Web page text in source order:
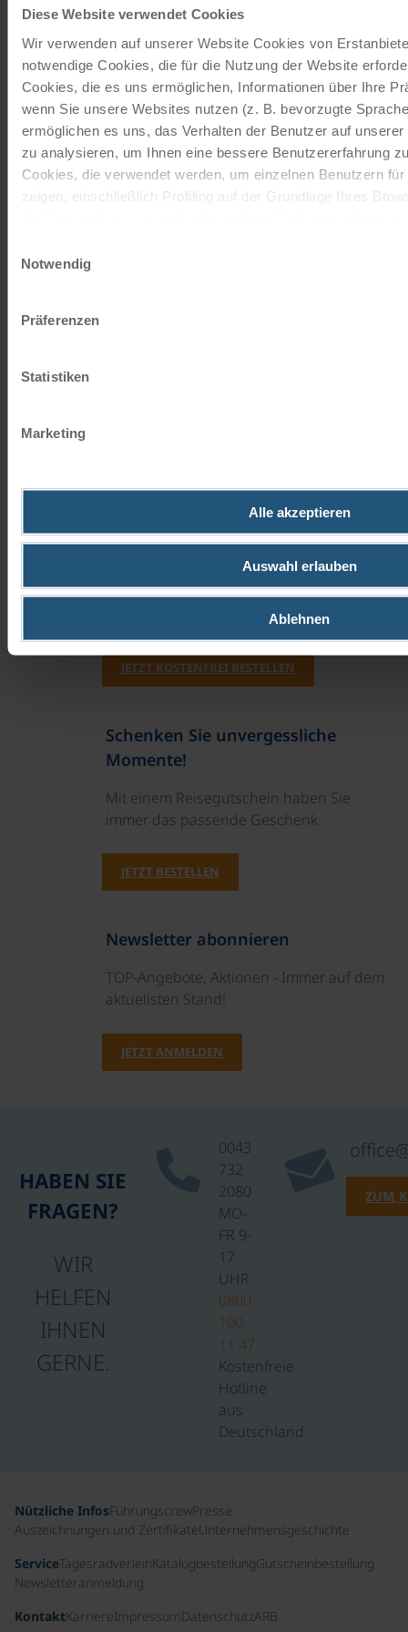
Diese Website verwendet Cookies
Wir verwenden auf unserer Website Cookies von
notwendige Cookies, die für die Nutzung der Website
Cookies, die es uns ermöglichen, Informationen über Ihre
wenn Sie unsere Websites nutzen (z. B. bevorzugte
ermöglichen es uns, das Verhalten der Benutzer auf
zu analysieren, um Ihnen eine bessere Benutzererfahrung
Cookies, die verwendet werden, um einzelnen Benutzern
zeigen, einschließlich Profiling auf der Grundlage Ihres
zu verwenden, indem Sie auf " Ablehnen" klicken.
Notwendig
Präferenzen
Statistiken
Marketing
Alle akzeptieren
Auswahl erlauben
Ablehnen
ganz eigenen Charme und
lohnen sich definitiv, wenn
man entlang der Donau
unterwegs ist.
Wie verbringst du deine
Freizeit? Welchen
Hobbys/Aktivitäten gehst
du nach?
schaue Filme, lese oder
Kolleginnen und Kollegen.
trainieren oder einen
anlegen. Das hilft mir, neue
ausgeglichen zu bleiben.
Radreisen, Kreuzfahrten und
JETZT KOSTENFREI BESTELLEN
Schenken Sie unvergessliche
Momente!
Mit einem Reisegutschein haben Sie
immer das passende Geschenk.
JETZT BESTELLEN
Newsletter abonnieren
TOP-Angebote, Aktionen - Immer auf dem
aktuellsten Stand!
JETZT ANMELDEN
HABEN SIE
FRAGEN?
WIR
HELFEN
IHNEN
GERNE.
0043
732
2080
MO-
FR 9-
17
UHR
0800
100
11 47
Kostenfreie
Hotline
aus
Deutschland
ZUM
Nützliche InfosFührungscrewPresse
Auszeichnungen und ZertifikateUnternehmensgeschichte
ServiceTagesradverleihKatalogbestellungGutscheinbestellung
Newsletteranmeldung
KontaktKarriereImpressum DatenschutzARB